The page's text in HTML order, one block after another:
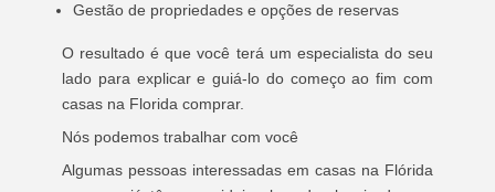
Gestão de propriedades e opções de reservas
O resultado é que você terá um especialista do seu
lado para explicar e guiá-lo do começo ao fim com
casas na Florida comprar.
Nós podemos trabalhar com você
Algumas pessoas interessadas em casas na Flórida